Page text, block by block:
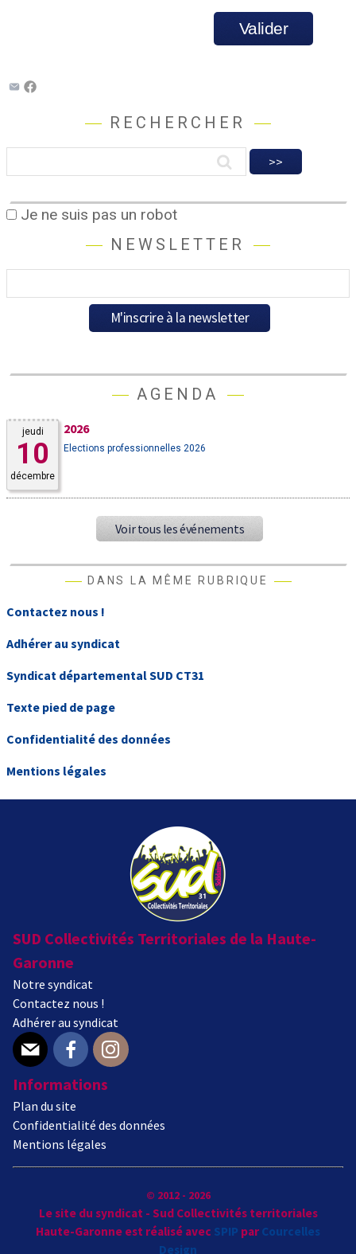
Valider
RECHERCHER
Je ne suis pas un robot
NEWSLETTER
AGENDA
jeudi
10
décembre
2026
Elections professionnelles 2026
Voir tous les événements
DANS LA MÊME RUBRIQUE
Contactez nous !
Adhérer au syndicat
Syndicat départemental SUD CT31
Texte pied de page
Confidentialité des données
Mentions légales
SUD Collectivités Territoriales de la Haute-
Garonne
Notre syndicat
Contactez nous !
Adhérer au syndicat
E-mail Facebook
Informations
Plan du site
Confidentialité des données
Mentions légales
© 2012 - 2026
Le site du syndicat - Sud Collectivités territoriales
Haute-Garonne est réalisé avec SPIP par Courcelles
Design